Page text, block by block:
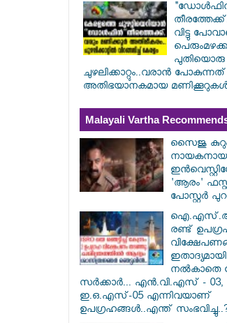
വിട്ടു
പുതിയൊരു
ചുഴലിക്കാറ്റും..വരാൻ പോകുന്നത്
അതിഭയാനകമായ
Malayali Vartha
സൈജു
നായകനായ
'ആരം'
പോസ്റ്റർ
രണ്ട്
നൽകാതെ
സർക്കാർ... എൻ.വി.എസ് - 03,
ഇ.ഒ.എസ്-05 എന്നിവയാണ്
ഉപഗ്രഹങ്ങൾ..എന്ത്